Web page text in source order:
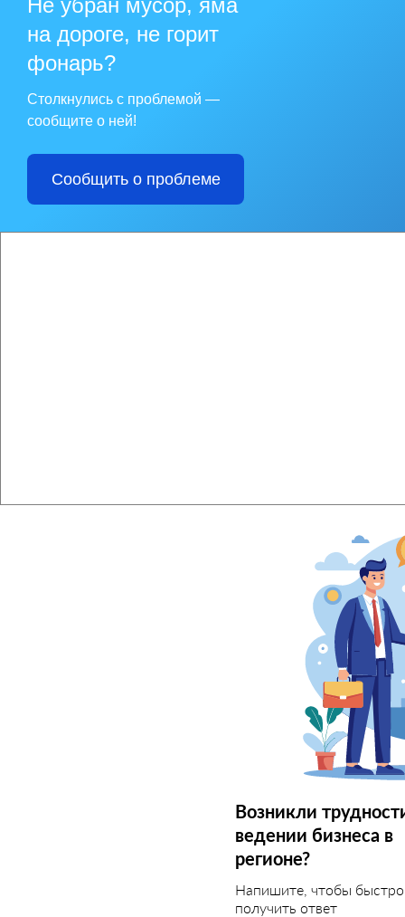
Не убран мусор, яма
на дороге, не горит
фонарь?
Столкнулись с проблемой —
сообщите о ней!
Сообщить о проблеме
Возникли
ведении бизнеса в
регионе?
Напишите, чтобы быстро
получить ответ